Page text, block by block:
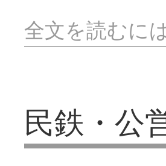
全文を読むに
民鉄・公